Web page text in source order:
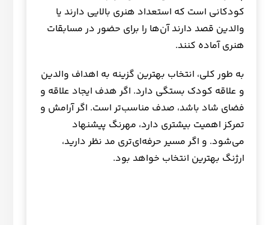
کودکانی است که استعداد هنری بالایی دارند یا
والدین قصد دارند آن‌ها را برای حضور در مسابقات
هنری آماده کنند.
به طور کلی، انتخاب بهترین گزینه به اهداف والدین
و علاقه کودک بستگی دارد. اگر هدف ایجاد علاقه و
فضای شاد باشد، صدف مناسب‌تر است. اگر آرامش و
تمرکز اهمیت بیشتری دارد، مهرنگ پیشنهاد
می‌شود. و اگر مسیر حرفه‌ای‌تری مد نظر دارید،
ارژنگ بهترین انتخاب خواهد بود.